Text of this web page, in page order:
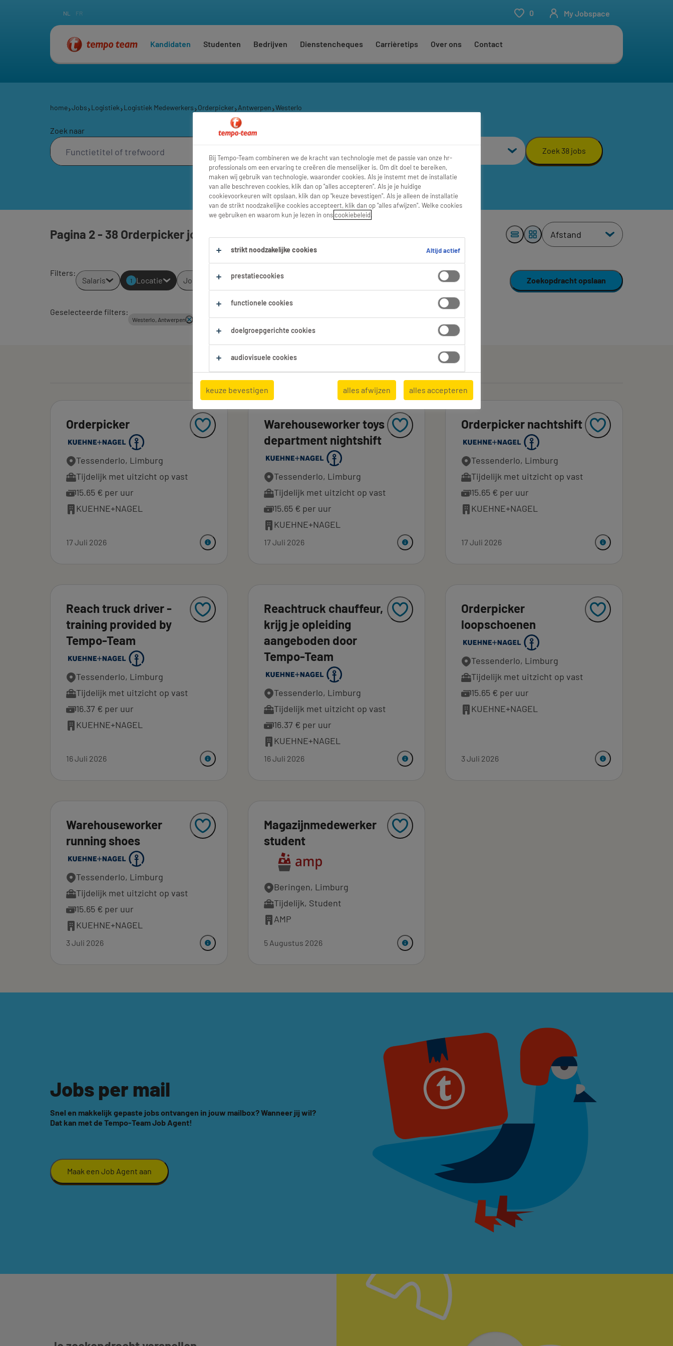
Kandidaten Studenten Bedrijven Dienstencheques Carrièretips Over ons Contact
0 My Jobspace
NL FR
home Jobs Logistiek Logistiek Medewerkers Orderpicker Antwerpen Westerlo
Zoek naar Waar
Zoek 38 jobs
Pagina 2 - 38 Orderpicker jobs gevonden in Westerlo.
Filters:
Salaris 1 Locatie Jobtypes 3 Expertisedomein Zoekopdracht opslaan
Geselecteerde filters:
Westerlo, Antwerpen Logistiek Logistiek Medewerkers Orderpicker Alles wissen
Pagina 2
Orderpicker
Tessenderlo, Limburg
Tijdelijk met uitzicht op vast
15.65 € per uur
KUEHNE+NAGEL
17 Juli 2026
Warehouseworker toys
department nightshift
Tessenderlo, Limburg
Tijdelijk met uitzicht op vast
15.65 € per uur
KUEHNE+NAGEL
17 Juli 2026
Orderpicker nachtshift
Tessenderlo, Limburg
Tijdelijk met uitzicht op vast
15.65 € per uur
KUEHNE+NAGEL
17 Juli 2026
Reach truck driver -
training provided by
Tempo-Team
Tessenderlo, Limburg
Tijdelijk met uitzicht op vast
16.37 € per uur
KUEHNE+NAGEL
16 Juli 2026
Reachtruck chauffeur,
krijg je opleiding
aangeboden door
Tempo-Team
Tessenderlo, Limburg
Tijdelijk met uitzicht op vast
16.37 € per uur
KUEHNE+NAGEL
16 Juli 2026
Orderpicker
loopschoenen
Tessenderlo, Limburg
Tijdelijk met uitzicht op vast
15.65 € per uur
KUEHNE+NAGEL
3 Juli 2026
Warehouseworker
running shoes
Tessenderlo, Limburg
Tijdelijk met uitzicht op vast
15.65 € per uur
KUEHNE+NAGEL
3 Juli 2026
Magazijnmedewerker
student
Beringen, Limburg
Tijdelijk, Student
AMP
5 Augustus 2026
Jobs per mail
Snel en makkelijk gepaste jobs ontvangen in jouw mailbox? Wanneer jij wil?
Dat kan met de Tempo-Team Job Agent!
Maak een Job Agent aan
Bij Tempo-Team combineren we de kracht van technologie met de passie van onze hr-
professionals om een ervaring te creëren die menselijker is. Om dit doel te bereiken,
maken wij gebruik van technologie, waaronder cookies. Als je instemt met de installatie
van alle beschreven cookies, klik dan op "alles accepteren". Als je je huidige
cookievoorkeuren wilt opslaan, klik dan op "keuze bevestigen". Als je alleen de installatie
van de strikt noodzakelijke cookies accepteert, klik dan op "alles afwijzen". Welke cookies
we gebruiken en waarom kun je lezen in onscookiebeleid.
strikt noodzakelijke cookies Altijd actief
prestatiecookies
functionele cookies
doelgroepgerichte cookies
audiovisuele cookies
keuze bevestigen alles afwijzen alles accepteren